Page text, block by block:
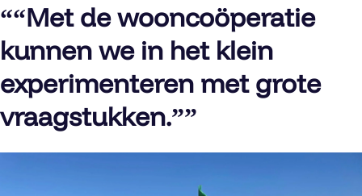
““Met de wooncoöperatie
kunnen we in het klein
experimenteren met grote
vraagstukken.””